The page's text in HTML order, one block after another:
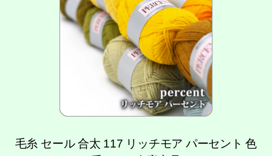
毛糸 セール 合太 117 リッチモア パーセント 色